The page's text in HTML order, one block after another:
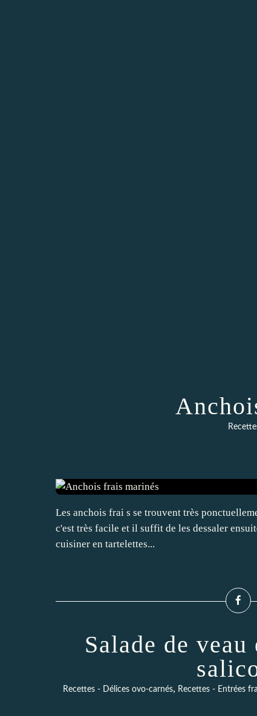
Les anchois frai s se trouvent très
c'est très facile et il suffit de les dessaler
cuisiner en tartelettes...
Salade de
Recettes - Délices ovo-carnés, Recettes - Entrées